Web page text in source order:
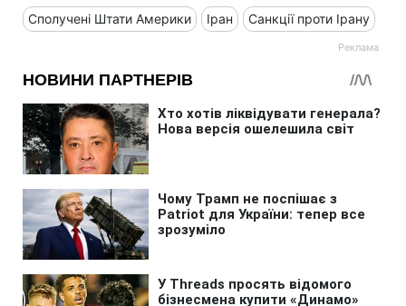
Сполучені Штати Америки Іран Санкції проти Ірану